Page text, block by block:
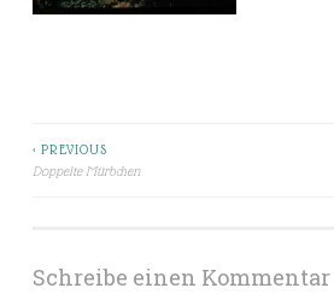
Beitragsnavigation
< PREVIOUS
Doppelte Mürbchen
Schreibe einen Kommentar